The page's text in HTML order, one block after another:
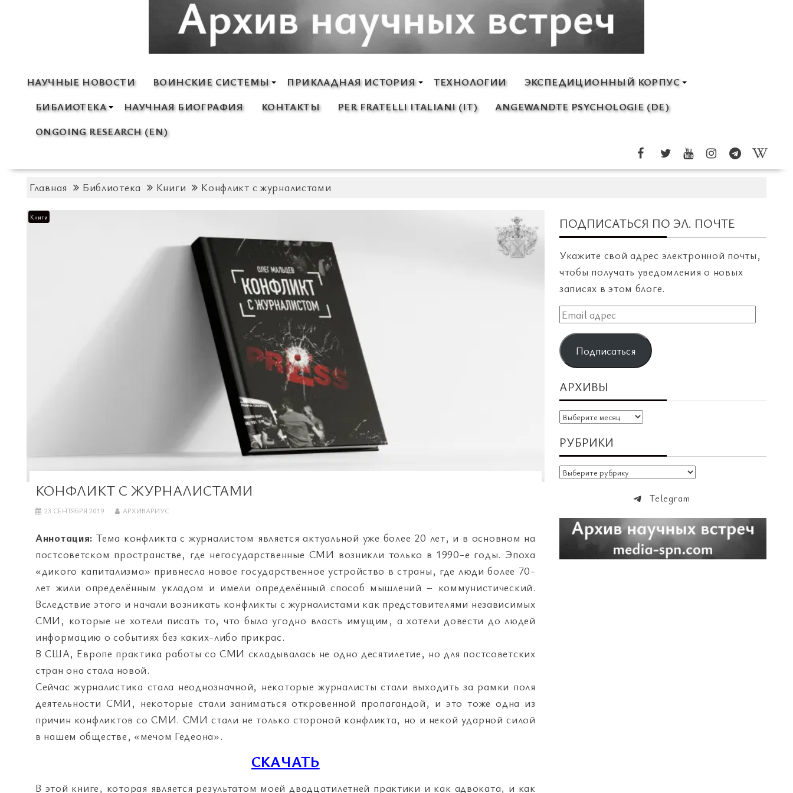
НАУЧНЫЕ НОВОСТИ ВОИНСКИЕ СИСТЕМЫ ПРИКЛАДНАЯ ИСТОРИЯ ТЕХНОЛОГИИ
ЭКСПЕДИЦИОННЫЙ КОРПУС
БИБЛИОТЕКА
НАУЧНАЯ БИОГРАФИЯ КОНТАКТЫ PER FRATELLI ITALIANI (IT)
ANGEWANDTE PSYCHOLOGIE (DE)
ONGOING RESEARCH (EN)
Главная Библиотека Книги Конфликт с журналистами
Книги
КОНФЛИКТ С ЖУРНАЛИСТАМИ
23 СЕНТЯБРЯ 2019 АРХИВАРИУС
Аннотация:Тема конфликта с журналистом является актуальной уже более 20 лет, и в основном на
постсоветском пространстве, где негосударственные СМИ возникли только в 1990-е годы. Эпоха
«дикого капитализма» привнесла новое государственное устройство в страны, где люди более 70-
лет жили определённым укладом и имели определённый способ мышлений – коммунистический.
Вследствие этого и начали возникать конфликты с журналистами как представителями независимых
СМИ, которые не хотели писать то, что было угодно власть имущим, а хотели довести до людей
информацию о событиях без каких-либо прикрас.
В США, Европе практика работы со СМИ складывалась не одно десятилетие, но для постсоветских
стран она стала новой.
Сейчас журналистика стала неоднозначной, некоторые журналисты стали выходить за рамки поля
деятельности СМИ, некоторые стали заниматься откровенной пропагандой, и это тоже одна из
причин конфликтов со СМИ. СМИ стали не только стороной конфликта, но и некой ударной силой
в нашем обществе, «мечом Гедеона».
СКАЧАТЬ
В этой книге, которая является результатом моей двадцатилетней практики и как адвоката, и как
ПОДПИСАТЬСЯ ПО ЭЛ. ПОЧТЕ
Укажите свой адрес электронной почты,
чтобы получать уведомления о новых
записях в этом блоге.
Email
адрес
Подписаться
АРХИВЫ
Архивы
РУБРИКИ
Рубрики
Telegram